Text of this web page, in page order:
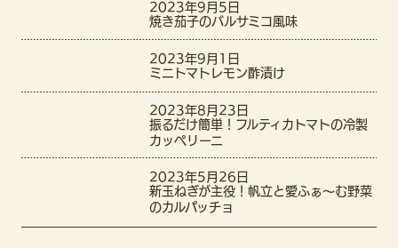
2023年9月5日
焼き茄子のバルサミコ風味
2023年9月1日
ミニトマトレモン酢漬け
2023年8月23日
振るだけ簡単！フルティカトマトの冷製
カッペリーニ
2023年5月26日
新玉ねぎが主役！帆立と愛ふぁ〜む野菜
のカルパッチョ